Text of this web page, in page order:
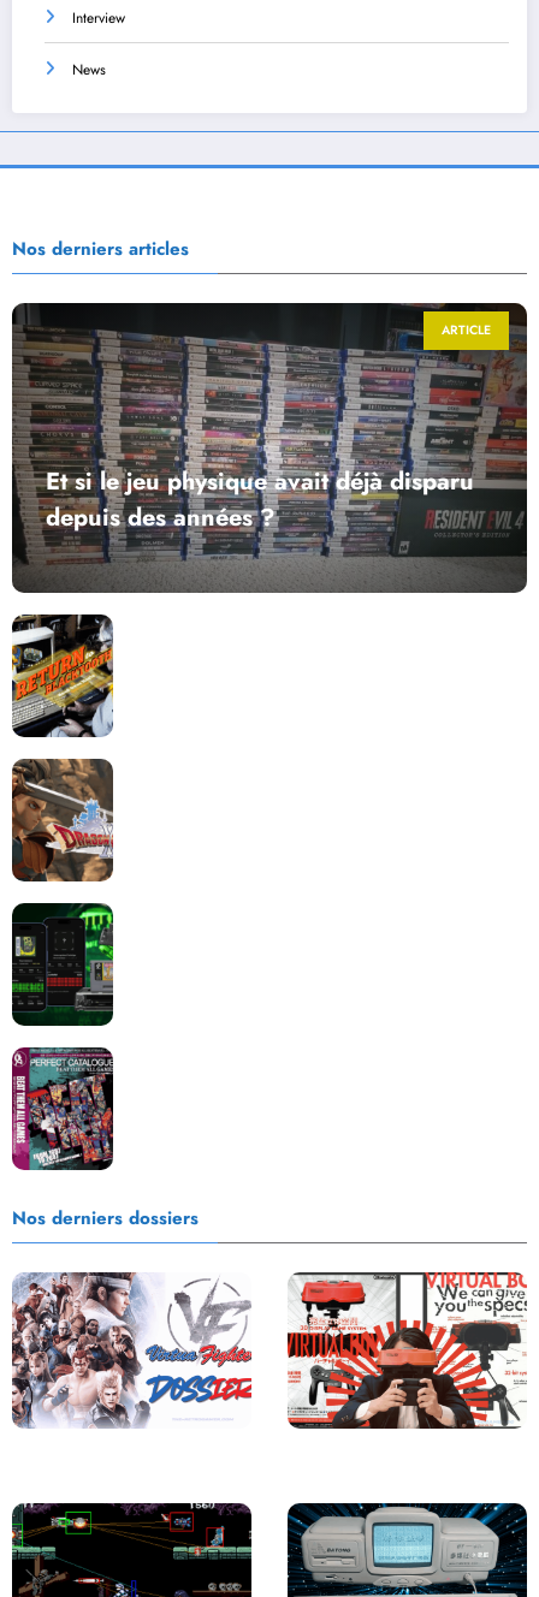
Interview
News
Nos derniers articles
ARTICLE
Et si le jeu physique avait déjà disparu
depuis des années ?
Nos derniers dossiers